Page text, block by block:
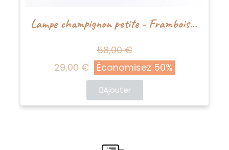
Lampe champignon petite - Framboise - Egmont Toys
58,00 €
29,00 €
Économisez 50%
Ajouter